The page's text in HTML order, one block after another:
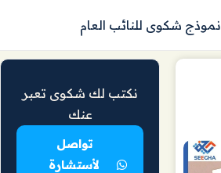
نموذج شكوى للنائب العام
نكتب لك شكوى تعبر
عنك
تواصل
لأستشارة